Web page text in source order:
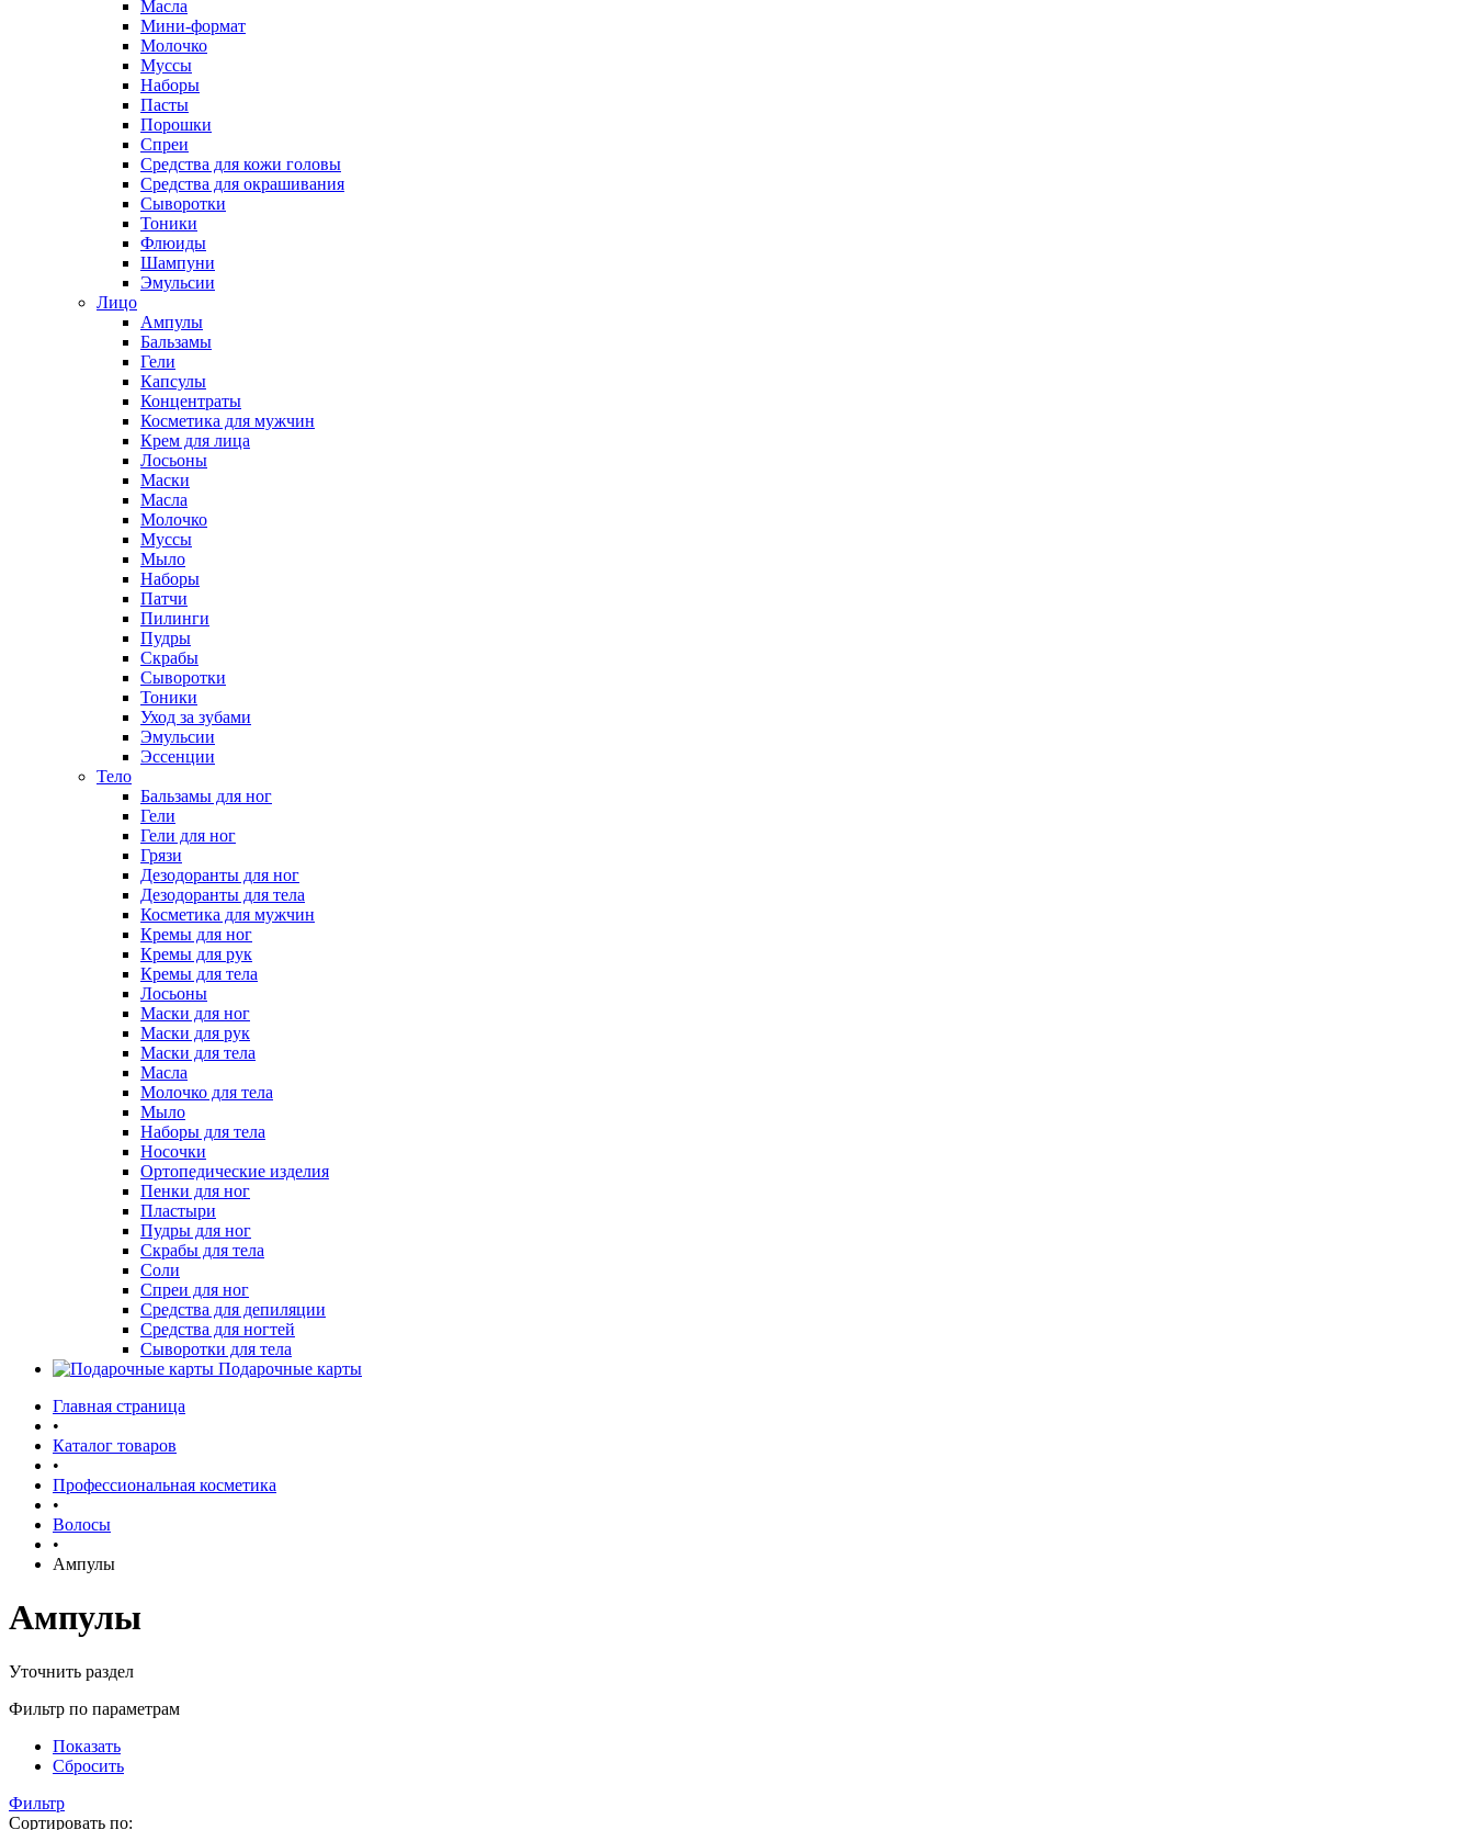
Масла
Мини-формат
Молочко
Муссы
Наборы
Пасты
Порошки
Спреи
Средства для кожи головы
Средства для окрашивания
Сыворотки
Тоники
Флюиды
Шампуни
Эмульсии
Лицо
Ампулы
Бальзамы
Гели
Капсулы
Концентраты
Косметика для мужчин
Крем для лица
Лосьоны
Маски
Масла
Молочко
Муссы
Мыло
Наборы
Патчи
Пилинги
Пудры
Скрабы
Сыворотки
Тоники
Уход за зубами
Эмульсии
Эссенции
Тело
Бальзамы для ног
Гели
Гели для ног
Грязи
Дезодоранты для ног
Дезодоранты для тела
Косметика для мужчин
Кремы для ног
Кремы для рук
Кремы для тела
Лосьоны
Маски для ног
Маски для рук
Маски для тела
Масла
Молочко для тела
Мыло
Наборы для тела
Носочки
Ортопедические изделия
Пенки для ног
Пластыри
Пудры для ног
Скрабы для тела
Соли
Спреи для ног
Средства для депиляции
Средства для ногтей
Сыворотки для тела
Подарочные карты
Главная страница
•
Каталог товаров
•
Профессиональная косметика
•
Волосы
•
Ампулы
Ампулы
Уточнить раздел
Фильтр по параметрам
Показать
Сбросить
Фильтр
Сортировать по: